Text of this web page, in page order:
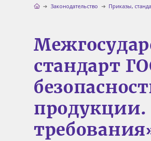
Законодательство Приказы,
стандарт